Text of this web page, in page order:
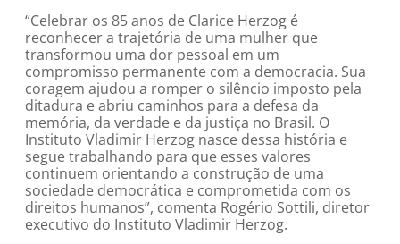
“Celebrar os 85 anos de Clarice Herzog é
reconhecer a trajetória de uma mulher que
transformou uma dor pessoal em um
compromisso permanente com a democracia. Sua
coragem ajudou a romper o silêncio imposto pela
ditadura e abriu caminhos para a defesa da
memória, da verdade e da justiça no Brasil. O
Instituto Vladimir Herzog nasce dessa história e
segue trabalhando para que esses valores
continuem orientando a construção de uma
sociedade democrática e comprometida com os
direitos humanos”, comenta Rogério Sottili, diretor
executivo do Instituto Vladimir Herzog.